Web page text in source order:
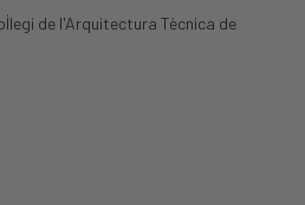
de l'Arquitectura Tècnica de